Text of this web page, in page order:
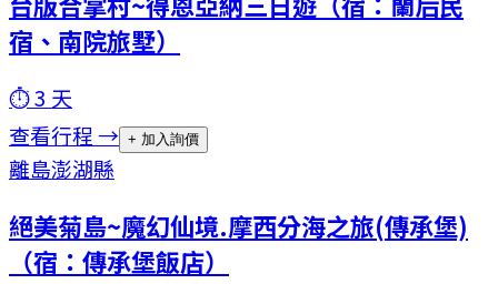
宿、南院旅墅）
⏱3 天
查看行程 → + 加入詢價
離島澎湖縣
絕美菊島~魔幻仙境.摩西分海之旅(傳承堡)
（宿：傳承堡飯店）